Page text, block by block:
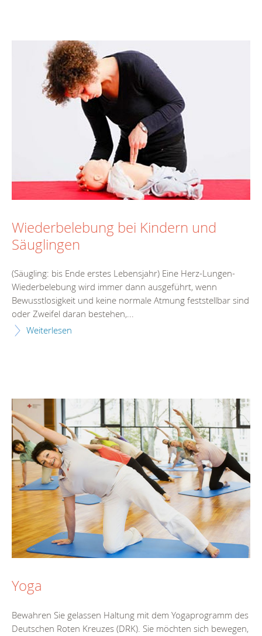
Wiederbelebung bei Kindern und
Säuglingen
(Säugling: bis Ende erstes Lebensjahr) Eine Herz-Lungen-
Wiederbelebung wird immer dann ausgeführt, wenn
Bewusstlosigkeit und keine normale Atmung feststellbar sind
oder Zweifel daran bestehen,...
Weiterlesen
Yoga
Bewahren Sie gelassen Haltung mit dem Yogaprogramm des
Deutschen Roten Kreuzes (DRK). Sie möchten sich bewegen,